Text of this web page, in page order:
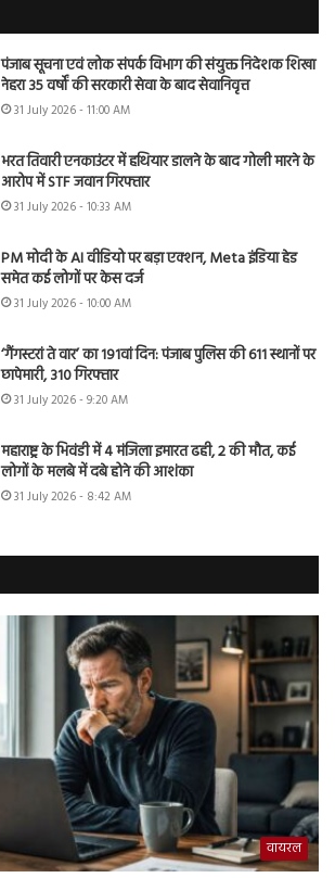
पंजाब सूचना एवं लोक संपर्क विभाग की संयुक्त निदेशक शिखा
नेहरा 35 वर्षों की सरकारी सेवा के बाद सेवानिवृत्त
31 July 2026 - 11:00 AM
भरत तिवारी एनकाउंटर में हथियार डालने के बाद गोली मारने के
आरोप में STF जवान गिरफ्तार
31 July 2026 - 10:33 AM
PM मोदी के AI वीडियो पर बड़ा एक्शन, Meta इंडिया हेड
समेत कई लोगों पर केस दर्ज
31 July 2026 - 10:00 AM
‘गैंगस्टरां ते वार’ का 191वां दिन: पंजाब पुलिस की 611 स्थानों पर
छापेमारी, 310 गिरफ्तार
31 July 2026 - 9:20 AM
महाराष्ट्र के भिवंडी में 4 मंजिला इमारत ढही, 2 की मौत, कई
लोगों के मलबे में दबे होने की आशंका
31 July 2026 - 8:42 AM
वायरल